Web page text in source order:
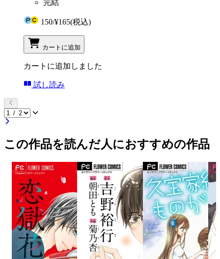
完結
150/¥165(税込)
カートに追加
カートに追加しました
試し読み
この作品を読んだ人におすすめの作品